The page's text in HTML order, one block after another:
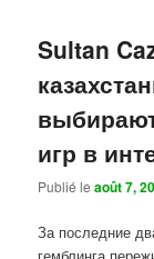
Sultan
игр в
Publié leaoût 7,
За последние